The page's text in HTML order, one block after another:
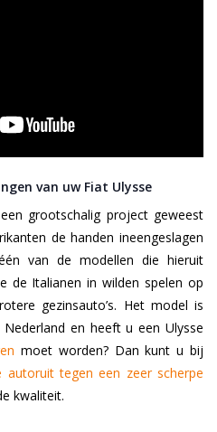
van uw Fiat Ulysse
grootschalig project geweest
de handen ineengeslagen
van de modellen die hieruit
de Italianen in wilden spelen op
gezinsauto’s. Het model is
en heeft u een Ulysse
moet worden? Dan kunt u bij
autoruit tegen een zeer scherpe
kwaliteit.